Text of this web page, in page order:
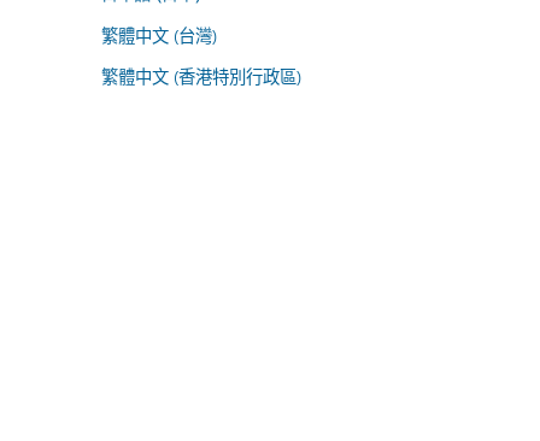
繁體中文 (台灣)
繁體中文 (香港特別行政區)